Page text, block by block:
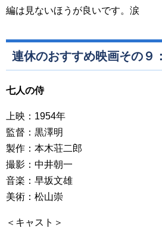
編は見ないほうが良いです。涙
連休のおすすめ映画その９
七人の侍
上映：1954年
監督：黒澤明
製作：本木荘二郎
撮影：中井朝一
音楽：早坂文雄
美術：松山崇
＜キャスト＞